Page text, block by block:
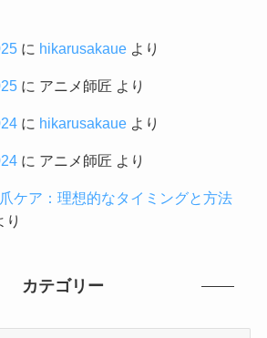
に hikarusakaueより
に アニメ師匠 より
に hikarusakaueより
に アニメ師匠 より
ケア：理想的なタイミングと方法
カテゴリー